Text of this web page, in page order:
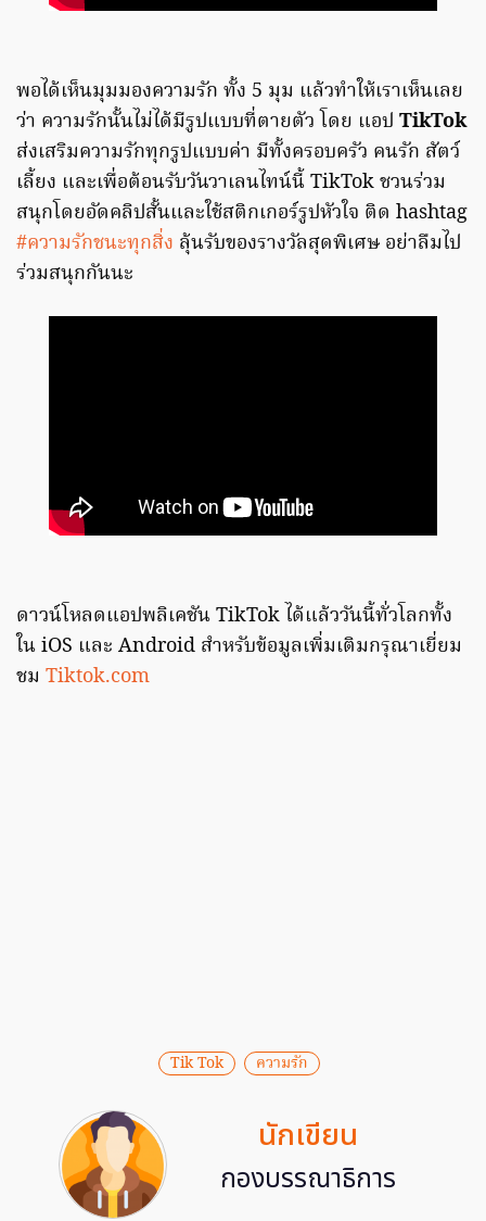
พอได้เห็นมุมมองความรัก ทั้ง 5 มุม แล้วทำให้เราเห็นเลย
ว่า ความรักนั้นไม่ได้มีรูปแบบที่ตายตัว โดย แอป TikTok
ส่งเสริมความรักทุกรูปแบบค่า มีทั้งครอบครัว คนรัก สัตว์
เลี้ยง และเพื่อต้อนรับวันวาเลนไทน์นี้ TikTok ชวนร่วม
สนุกโดยอัดคลิปสั้นและใช้สติกเกอร์รูปหัวใจ ติด hashtag
#ความรักชนะทุกสิ่ง ลุ้นรับของรางวัลสุดพิเศษ อย่าลืมไป
ร่วมสนุกกันนะ
ดาวน์โหลดแอปพลิเคชัน TikTok ได้แล้ววันนี้ทั่วโลกทั้ง
ใน iOS และ Android สำหรับข้อมูลเพิ่มเติมกรุณาเยี่ยม
ชม Tiktok.com
Tik Tok ความรัก
นักเขียน
กองบรรณาธิการ